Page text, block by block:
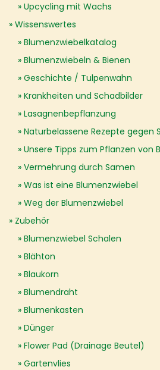
Upcycling mit Wachs
Wissenswertes
Blumenzwiebelkatalog
Blumenzwiebeln & Bienen
Geschichte / Tulpenwahn
Krankheiten und Schadbilder
Lasagnenbepflanzung
Naturbelassene Rezepte gegen
Unsere Tipps zum Pflanzen von
Vermehrung durch Samen
Was ist eine Blumenzwiebel
Weg der Blumenzwiebel
Zubehör
Blumenzwiebel Schalen
Blähton
Blaukorn
Blumendraht
Blumenkasten
Dünger
Flower Pad (Drainage Beutel)
Gartenvlies